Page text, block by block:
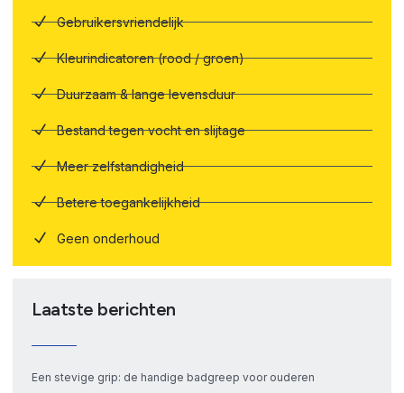
Gebruikersvriendelijk
Kleurindicatoren (rood / groen)
Duurzaam & lange levensduur
Bestand tegen vocht en slijtage
Meer zelfstandigheid
Betere toegankelijkheid
Geen onderhoud
Laatste berichten
Een stevige grip: de handige badgreep voor ouderen